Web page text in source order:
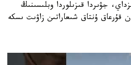
جۋىردا قىزىلوردا وبلىسىنىڭ
قۇرعاق ۇنتاق شىعاراتىن زاۋىت ىسكە